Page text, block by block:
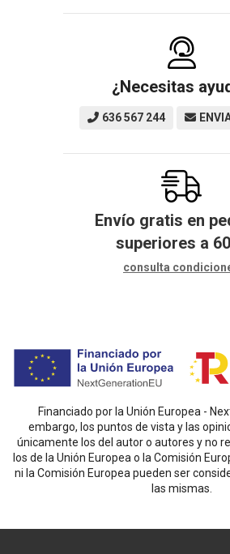
¿Necesitas
636 567 244
Envío gratis en
superiores a 60
consulta
Financiado por la Unión Europea -
embargo, los puntos de vista y las
únicamente los del autor o autores y no
los de la Unión Europea o la Comisión
ni la Comisión Europea pueden ser
las mismas.